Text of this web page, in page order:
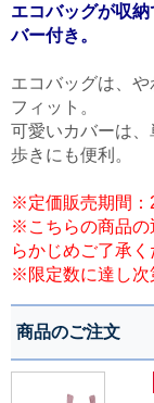
エコバッグが収
バー付き。
エコバッグは、
フィット。
可愛いカバーは
歩きにも便利。
※定価販売期間：
※こちらの商品の
らかじめご了承く
※限定数に達し次
商品のご注文